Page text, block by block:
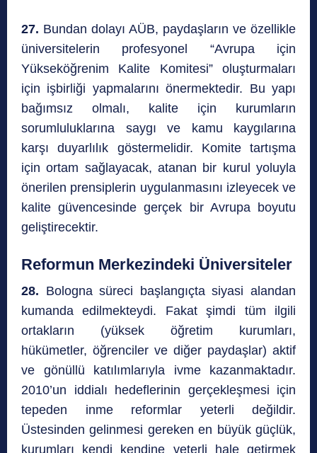
27. Bundan dolayı AÜB, paydaşların ve özellikle
üniversitelerin profesyonel “Avrupa için
Yükseköğrenim Kalite Komitesi” oluşturmaları
için işbirliği yapmalarını önermektedir. Bu yapı
bağımsız olmalı, kalite için kurumların
sorumluluklarına saygı ve kamu kaygılarına
karşı duyarlılık göstermelidir. Komite tartışma
için ortam sağlayacak, atanan bir kurul yoluyla
önerilen prensiplerin uygulanmasını izleyecek ve
kalite güvencesinde gerçek bir Avrupa boyutu
geliştirecektir.
Reformun Merkezindeki Üniversiteler
28. Bologna süreci başlangıçta siyasi alandan
kumanda edilmekteydi. Fakat şimdi tüm ilgili
ortakların (yüksek öğretim kurumları,
hükümetler, öğrenciler ve diğer paydaşlar) aktif
ve gönüllü katılımlarıyla ivme kazanmaktadır.
2010’un iddialı hedeflerinin gerçekleşmesi için
tepeden inme reformlar yeterli değildir.
Üstesinden gelinmesi gereken en büyük güçlük,
kurumları kendi kendine yeterli hale getirmek